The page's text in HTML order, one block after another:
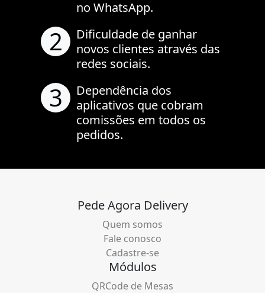
no WhatsApp.
2
Dificuldade de ganhar
novos clientes através das
redes sociais.
3
Dependência dos
aplicativos que cobram
comissões em todos os
pedidos.
Pede Agora Delivery
Quem somos
Fale conosco
Cadastre-se
Módulos
QRCode de Mesas